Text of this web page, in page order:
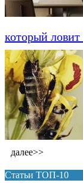
который
далее>>
Статьи ТОП-10